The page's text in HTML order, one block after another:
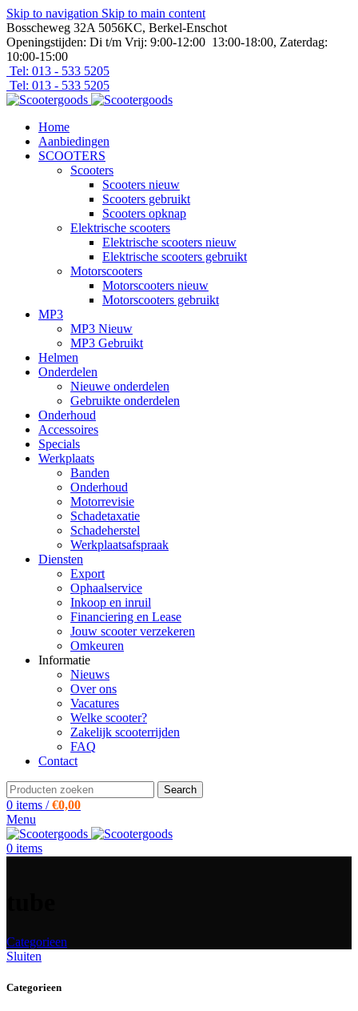
Skip to navigation Skip to main content
Bosscheweg 32A 5056KC, Berkel-Enschot
Openingstijden: Di t/m Vrij: 9:00-12:00 13:00-18:00, Zaterdag:
10:00-15:00
Tel: 013 - 533 5205
Tel: 013 - 533 5205
Home
Aanbiedingen
SCOOTERS
Scooters
Scooters nieuw
Scooters gebruikt
Scooters opknap
Elektrische scooters
Elektrische scooters nieuw
Elektrische scooters gebruikt
Motorscooters
Motorscooters nieuw
Motorscooters gebruikt
MP3
MP3 Nieuw
MP3 Gebruikt
Helmen
Onderdelen
Nieuwe onderdelen
Gebruikte onderdelen
Onderhoud
Accessoires
Specials
Werkplaats
Banden
Onderhoud
Motorrevisie
Schadetaxatie
Schadeherstel
Werkplaatsafspraak
Diensten
Export
Ophaalservice
Inkoop en inruil
Financiering en Lease
Jouw scooter verzekeren
Omkeuren
Informatie
Nieuws
Over ons
Vacatures
Welke scooter?
Zakelijk scooterrijden
FAQ
Contact
Search
0 items / €0,00
Menu
0 items
Categorieen
Sluiten
Categorieen